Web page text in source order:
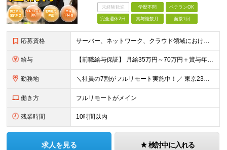
未経験歓迎 学歴不問 ベテランOK
完全週休2日 賞与複数月 面接1回
応募資格 サーバー、ネットワーク、クラウド領域におけるインフラエンジニアとしての何らかの実務経験（年数不問） ※設計、構築、運用保守、監視等 少しでも実務経験があれば、まずは気軽にエントリーしてみてください！
給与 【前職給与保証】 月給35万円～70万円＋賞与年2回＋各種手当 ※前職の給与・スキル・経験を考慮の上、決定いたします。 ※月給には固定残業代（月30時間分／5万円～10万円）を含みます。超過分は別途
勤務地 ＼社員の7割がフルリモート実施中！／ 東京23区内など1都3県を中心としたプロジェクト先での勤務となります。 ※勤務地は希望を考慮します ≪本社≫ 東京都渋谷区恵比寿南1丁目3番7号 隅越ビル5階
働き方 フルリモートがメイン
残業時間 10時間以内
求人を見る 検討中に入れる